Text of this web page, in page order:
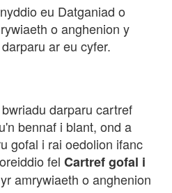
eu Datganiad o
o anghenion y
ar eu cyfer.
darparu cartref
bennaf i blant, ond a
gofal i rai oedolion ifanc
fel Cartref gofal i
amrywiaeth o anghenion